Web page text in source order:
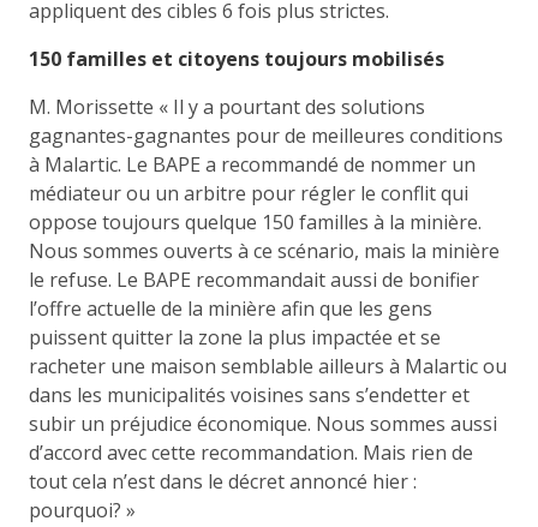
appliquent des cibles 6 fois plus strictes.
150 familles et citoyens toujours mobilisés
M. Morissette « Il y a pourtant des solutions
gagnantes-gagnantes pour de meilleures conditions
à Malartic. Le BAPE a recommandé de nommer un
médiateur ou un arbitre pour régler le conflit qui
oppose toujours quelque 150 familles à la minière.
Nous sommes ouverts à ce scénario, mais la minière
le refuse. Le BAPE recommandait aussi de bonifier
l’offre actuelle de la minière afin que les gens
puissent quitter la zone la plus impactée et se
racheter une maison semblable ailleurs à Malartic ou
dans les municipalités voisines sans s’endetter et
subir un préjudice économique. Nous sommes aussi
d’accord avec cette recommandation. Mais rien de
tout cela n’est dans le décret annoncé hier :
pourquoi? »